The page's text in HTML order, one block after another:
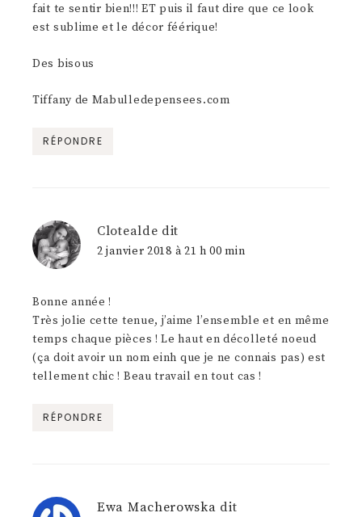
fait te sentir bien!!! ET puis il faut dire que ce look
est sublime et le décor féérique!
Des bisous
Tiffany de Mabulledepensees.com
RÉPONDRE
Clotealde dit
2 janvier 2018 à 21 h 00 min
Bonne année !
Très jolie cette tenue, j’aime l’ensemble et en même
temps chaque pièces ! Le haut en décolleté noeud
(ça doit avoir un nom einh que je ne connais pas) est
tellement chic ! Beau travail en tout cas !
RÉPONDRE
Ewa Macherowska dit